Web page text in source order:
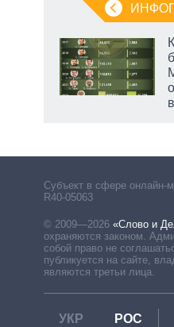
Субъект в сфере онлайн-
R40-05063
© 2009—2026 «Слово и
охраняются законом.
собой право не
публикуется на сайте,
являются третьи лица.
УКР РОС